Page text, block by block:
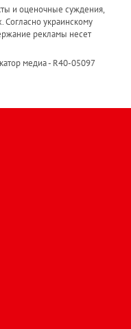
и оценочные суждения,
украинскому
рекламы несет
медиа - R40-05097